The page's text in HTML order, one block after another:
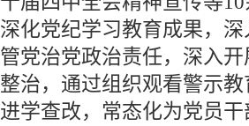
深化党纪学习教育成果，
管党治党政治责任，深入
整治，通过组织观看警示
进学查改，常态化为党员干